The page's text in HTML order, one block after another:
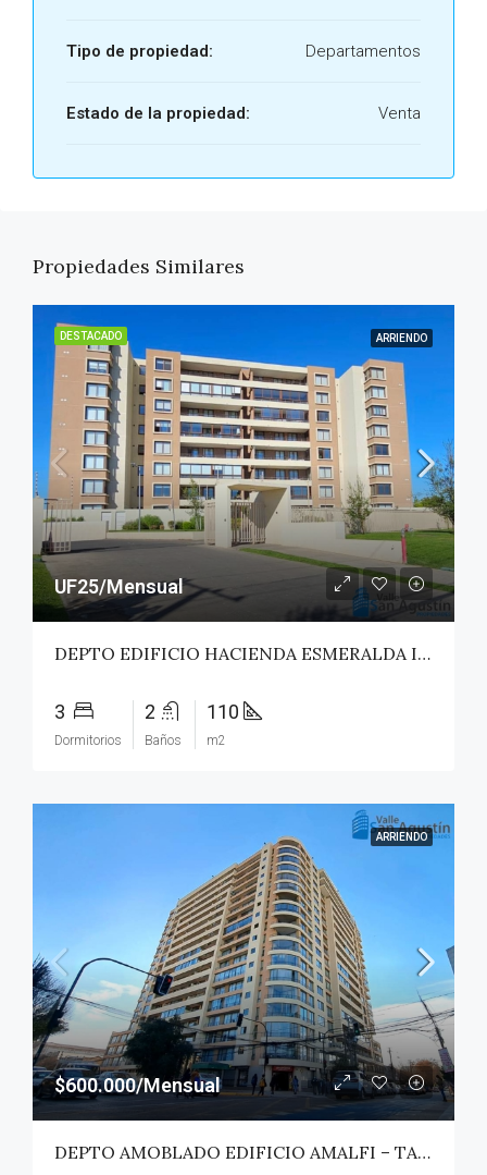
Tipo de propiedad: Departamentos
Estado de la propiedad: Venta
Propiedades Similares
DESTACADO ARRIENDO
UF25/Mensual
DEPTO EDIFICIO HACIENDA ESMERALDA II – TALCA
3
Dormitorios
2
Baños
110
m2
ARRIENDO
$600.000/Mensual
DEPTO AMOBLADO EDIFICIO AMALFI – TALCA